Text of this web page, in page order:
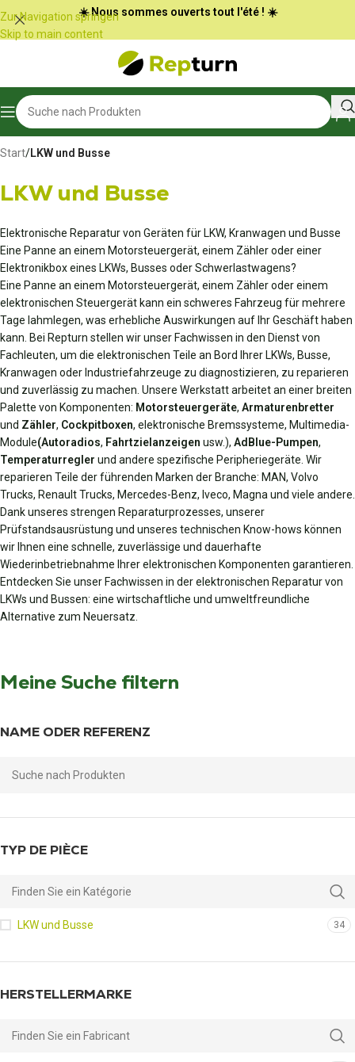
Cookie-Einstellungen
Zur Navigation springen
Skip to main content
☀️ Nous sommes ouverts tout l'été ! ☀️
Start/LKW und Busse
LKW und Busse
Elektronische Reparatur von Geräten für LKW, Kranwagen und Busse
Eine Panne an einem Motorsteuergerät, einem Zähler oder einer
Elektronikbox eines LKWs, Busses oder Schwerlastwagens?
Eine Panne an einem Motorsteuergerät, einem Zähler oder einem
elektronischen Steuergerät kann ein schweres Fahrzeug für mehrere
Tage lahmlegen, was erhebliche Auswirkungen auf Ihr Geschäft haben
kann. Bei Repturn stellen wir unser Fachwissen in den Dienst von
Fachleuten, um die elektronischen Teile an Bord Ihrer LKWs, Busse,
Kranwagen oder Industriefahrzeuge zu diagnostizieren, zu reparieren
und zuverlässig zu machen. Unsere Werkstatt arbeitet an einer breiten
Palette von Komponenten: Motorsteuergeräte, Armaturenbretter
und Zähler, Cockpitboxen, elektronische Bremssysteme, Multimedia-
Module(Autoradios, Fahrtzielanzeigen usw.), AdBlue-Pumpen,
Temperaturregler und andere spezifische Peripheriegeräte. Wir
reparieren Teile der führenden Marken der Branche: MAN, Volvo
Trucks, Renault Trucks, Mercedes-Benz, Iveco, Magna und viele andere.
Dank unseres strengen Reparaturprozesses, unserer
Prüfstandsausrüstung und unseres technischen Know-hows können
wir Ihnen eine schnelle, zuverlässige und dauerhafte
Wiederinbetriebnahme Ihrer elektronischen Komponenten garantieren.
Entdecken Sie unser Fachwissen in der elektronischen Reparatur von
LKWs und Bussen: eine wirtschaftliche und umweltfreundliche
Alternative zum Neuersatz.
Meine Suche filtern
NAME ODER REFERENZ
TYP DE PIÈCE
LKW und Busse 34
HERSTELLERMARKE